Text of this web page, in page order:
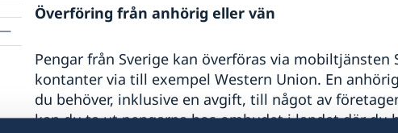
Överföring från anhörig eller vän
Pengar från Sverige kan överföras via mobiltjänsten
kontanter via till exempel Western Union. En
du behöver, inklusive en avgift, till något av
kan du ta ut pengarna hos ombudet i landet där du